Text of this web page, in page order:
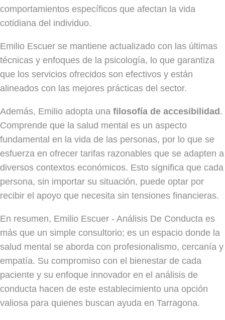
comportamientos específicos que afectan la vida
cotidiana del individuo.
Emilio Escuer se mantiene actualizado con las últimas
técnicas y enfoques de la psicología, lo que garantiza
que los servicios ofrecidos son efectivos y están
alineados con las mejores prácticas del sector.
Además, Emilio adopta una filosofía de accesibilidad.
Comprende que la salud mental es un aspecto
fundamental en la vida de las personas, por lo que se
esfuerza en ofrecer tarifas razonables que se adapten a
diversos contextos económicos. Esto significa que cada
persona, sin importar su situación, puede optar por
recibir el apoyo que necesita sin tensiones financieras.
En resumen, Emilio Escuer - Análisis De Conducta es
más que un simple consultorio; es un espacio donde la
salud mental se aborda con profesionalismo, cercanía y
empatía. Su compromiso con el bienestar de cada
paciente y su enfoque innovador en el análisis de
conducta hacen de este establecimiento una opción
valiosa para quienes buscan ayuda en Tarragona.